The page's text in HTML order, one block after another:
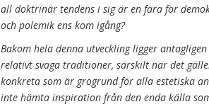
all doktrinär tendens i sig är en fara för
och polemik ens kom igång?
Bakom hela denna utveckling ligger
relativt svaga traditioner, särskilt när det
konkreta som är grogrund för alla estetiska
inte hämta inspiration från den enda källa